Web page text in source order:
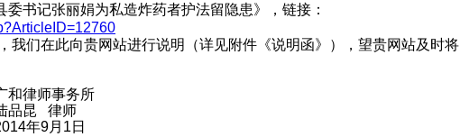
委书记张丽娟为私造炸药者护法留隐患》，链接：
我们在此向贵网站进行说明（详见附件《说明函》），望贵网站及时将
务所
师
1日